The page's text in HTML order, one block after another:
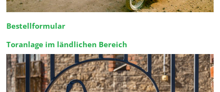
Bestellformular
Toranlage im ländlichen Bereich